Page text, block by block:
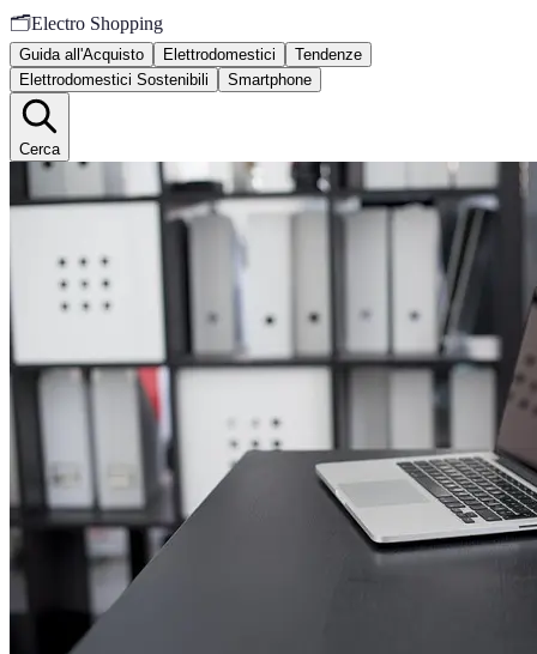
🗂️Electro Shopping
Guida all'Acquisto Elettrodomestici
Tendenze
Elettrodomestici Sostenibili
Smartphone
Cerca